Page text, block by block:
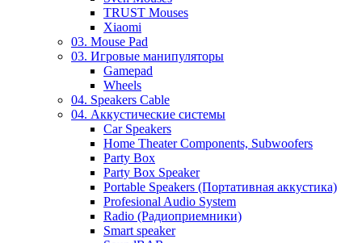
TRUST Mouses
Xiaomi
03. Mouse Pad
03. Игровые манипуляторы
Gamepad
Wheels
04. Speakers Cable
04. Аккустические системы
Car Speakers
Home Theater Components, Subwoofers
Party Box
Party Box Speaker
Portable Speakers (Портативная аккустика)
Profesional Audio System
Radio (Радиоприемники)
Smart speaker